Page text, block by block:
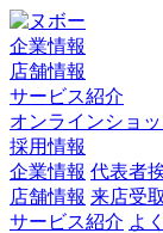
企業情報
店舗情報
サービス紹介
オンラインショ
採用情報
企業情報 代表者
店舗情報 来店受
サービス紹介 よ